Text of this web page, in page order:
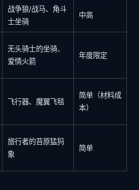
战争狼/战马、角斗
士坐骑
中高
无头骑士的坐骑、
爱情火箭
年度限定
飞行器、魔翼飞毯
简单（材料成
本）
旅行者的苔原猛犸
象
简单